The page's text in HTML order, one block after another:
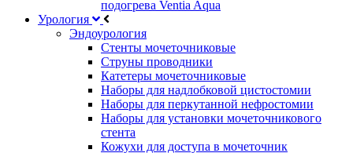
подогрева Ventia Aqua
Урология
Эндоурология
Стенты мочеточниковые
Струны проводники
Катетеры мочеточниковые
Наборы для надлобковой цистостомии
Наборы для перкутанной нефростомии
Наборы для установки мочеточникового
стента
Кожухи для доступа в мочеточник